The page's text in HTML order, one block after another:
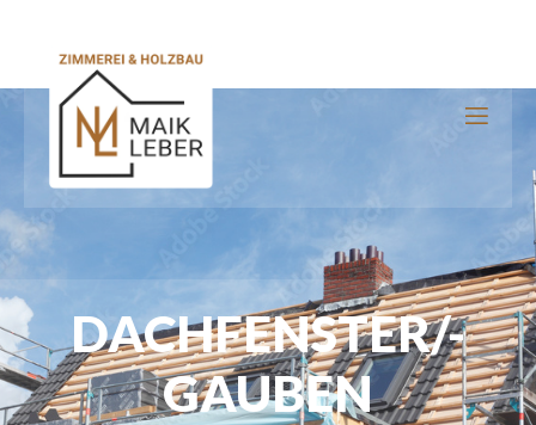
DACHFENSTER/-
GAUBEN